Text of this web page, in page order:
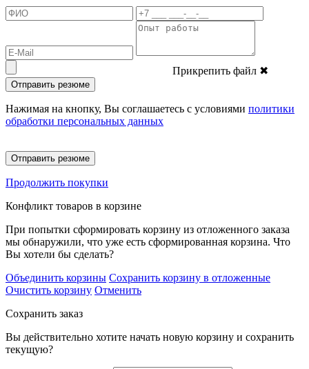
Прикрепить файл ✖
Отправить резюме
Нажимая на кнопку, Вы соглашаетесь с условиями политики
обработки персональных данных
Отправить резюме
Продолжить покупки
Конфликт товаров в корзине
При попытки сформировать корзину из отложенного заказа
мы обнаружили, что уже есть сформированная корзина. Что
Вы хотели бы сделать?
Объединить корзины Сохранить корзину в отложенные
Очистить корзину Отменить
Сохранить заказ
Вы действительно хотите начать новую корзину и сохранить
текущую?